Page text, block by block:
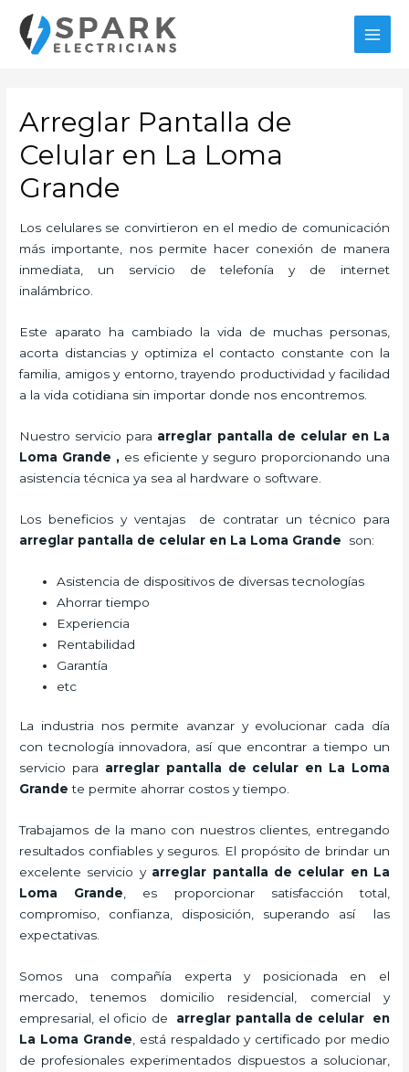
contenido
Arreglar Pantalla de
Celular en La Loma
Grande
Los celulares se convirtieron en el medio de comunicación
más importante, nos permite hacer conexión de manera
inmediata, un servicio de telefonía y de internet
inalámbrico.
Este aparato ha cambiado la vida de muchas personas,
acorta distancias y optimiza el contacto constante con la
familia, amigos y entorno, trayendo productividad y facilidad
a la vida cotidiana sin importar donde nos encontremos.
Nuestro servicio para arreglar pantalla de celular en La
Loma Grande ,es eficiente y seguro proporcionando una
asistencia técnica ya sea al hardware o software.
Los beneficios y ventajas de contratar un técnico para
arreglar pantalla de celular en La Loma Grande son:
Asistencia de dispositivos de diversas tecnologías
Ahorrar tiempo
Experiencia
Rentabilidad
Garantía
etc
La industria nos permite avanzar y evolucionar cada día
con tecnología innovadora, así que encontrar a tiempo un
servicio para arreglar pantalla de celular en La Loma
Grande te permite ahorrar costos y tiempo.
Trabajamos de la mano con nuestros clientes, entregando
resultados confiables y seguros. El propósito de brindar un
excelente servicio y arreglar pantalla de celular en La
Loma Grande , es proporcionar satisfacción total,
compromiso, confianza, disposición, superando así las
expectativas.
Somos una compañía experta y posicionada en el
mercado, tenemos domicilio residencial, comercial y
empresarial, el oficio de arreglar pantalla de celularen
La Loma Grande , está respaldado y certificado por medio
de profesionales experimentados dispuestos a solucionar,